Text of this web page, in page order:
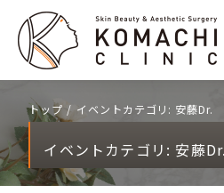
トップ イベントカテゴリ: 安藤Dr.
イベントカテゴリ: 安藤Dr.